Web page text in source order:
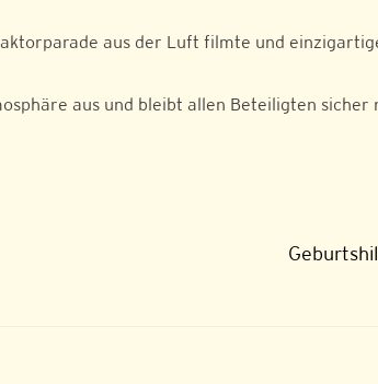
aus der Luft filmte und
aus und bleibt allen Beteiligten sicher